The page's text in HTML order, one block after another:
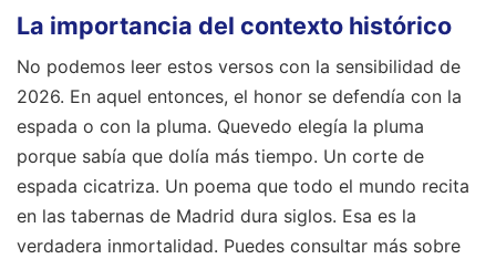
La importancia del contexto histórico
No podemos leer estos versos con la sensibilidad de
2026. En aquel entonces, el honor se defendía con la
espada o con la pluma. Quevedo elegía la pluma
porque sabía que dolía más tiempo. Un corte de
espada cicatriza. Un poema que todo el mundo recita
en las tabernas de Madrid dura siglos. Esa es la
verdadera inmortalidad. Puedes consultar más sobre